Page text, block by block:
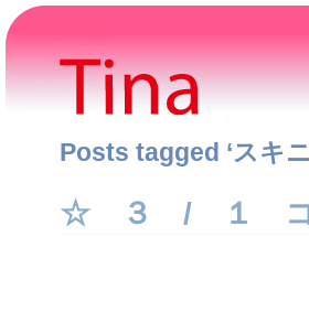
Posts tagged ‘スキ
☆ ３ / １